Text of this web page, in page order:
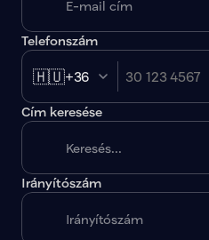
Telefonszám
🇭🇺+36
Cím keresése
Irányítószám